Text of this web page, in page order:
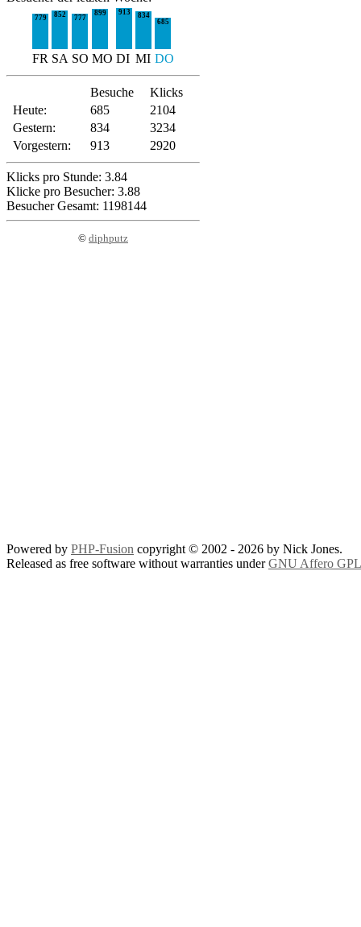
779 852 777
899 913
834
685
FR SA SO MO DI MI DO
Besuche
Klicks
Heute:
685
2104
Gestern:
834
3234
Vorgestern:
913 2920
Klicks pro Stunde: 3.84
Klicke pro Besucher: 3.88
Besucher Gesamt: 1198144
© diphputz
Powered by PHP-Fusion copyright © 2002 - 2026 by Nick Jones.
Released as free software without warranties underGNU Affero GPL